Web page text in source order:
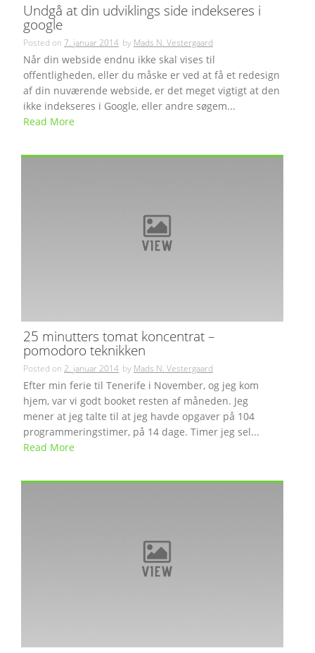
Undgå at din udviklings side indekseres i
google
Posted on 7. januar 2014 by Mads N. Vestergaard
Når din webside endnu ikke skal vises til
offentligheden, eller du måske er ved at få et redesign
af din nuværende webside, er det meget vigtigt at den
ikke indekseres i Google, eller andre søgem...
Read More
25 minutters tomat koncentrat –
pomodoro teknikken
Posted on 2. januar 2014 by Mads N. Vestergaard
Efter min ferie til Tenerife i November, og jeg kom
hjem, var vi godt booket resten af måneden. Jeg
mener at jeg talte til at jeg havde opgaver på 104
programmeringstimer, på 14 dage. Timer jeg sel...
Read More